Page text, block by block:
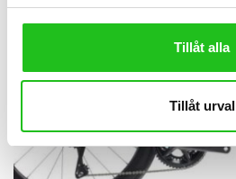
Tillåt alla
Tillåt urval